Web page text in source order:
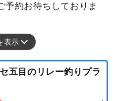
予約お待ちしておりま
表示
五目のリレー釣りプラ